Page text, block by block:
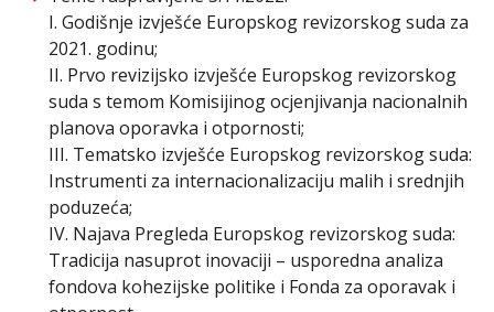
I. Godišnje izvješće Europskog revizorskog suda za
2021. godinu;
II. Prvo revizijsko izvješće Europskog revizorskog
suda s temom Komisijinog ocjenjivanja nacionalnih
planova oporavka i otpornosti;
III. Tematsko izvješće Europskog revizorskog suda:
Instrumenti za internacionalizaciju malih i srednjih
poduzeća;
IV. Najava Pregleda Europskog revizorskog suda:
Tradicija nasuprot inovaciji – usporedna analiza
fondova kohezijske politike i Fonda za oporavak i